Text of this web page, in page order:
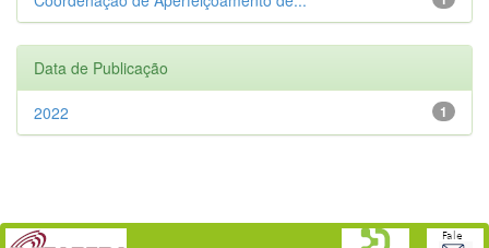
Data de Publicação
1
2022